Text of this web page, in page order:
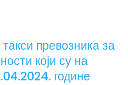
превозника за
који су на
године